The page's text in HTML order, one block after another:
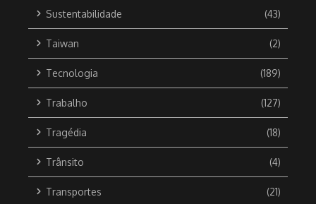
Sustentabilidade (43)
Taiwan (2)
Tecnologia (189)
Trabalho (127)
Tragédia (18)
Trânsito (4)
Transportes (21)